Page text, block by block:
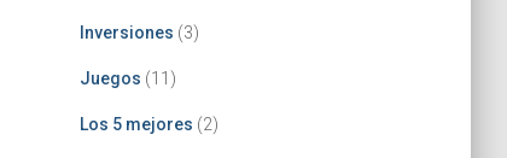
Inversiones (3)
Juegos (11)
Los 5 mejores (2)